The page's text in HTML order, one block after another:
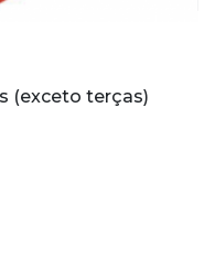
(exceto terças)